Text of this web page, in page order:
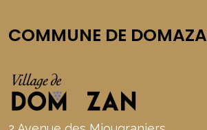
COMMUNE DE